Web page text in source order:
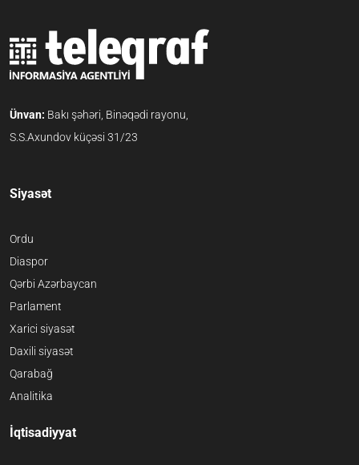
Ünvan: Bakı şəhəri, Binəqədi rayonu,
S.S.Axundov küçəsi 31/23
Siyasət
Ordu
Diaspor
Qərbi Azərbaycan
Parlament
Xarici siyasət
Daxili siyasət
Qarabağ
Analitika
İqtisadiyyat